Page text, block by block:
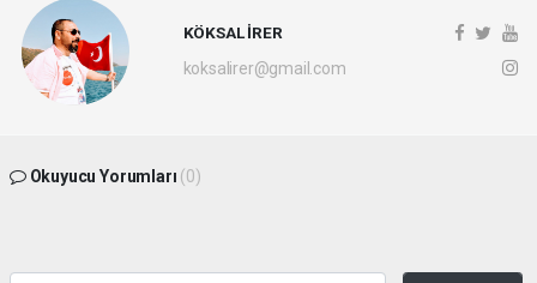
KÖKSAL İRER
koksalirer@gmail.com
Okuyucu Yorumları (0)